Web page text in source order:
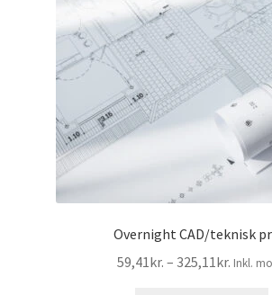
Overnight CAD/teknisk
59,41kr. – 325,11kr. Inkl.